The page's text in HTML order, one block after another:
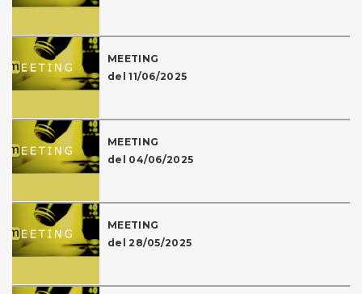
MEETING
del 11/06/2025
MEETING
del 04/06/2025
MEETING
del 28/05/2025